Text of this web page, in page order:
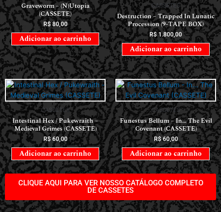
Graveworm – (N)Utopia
(CASSETE)
R$80,00
Adicionar ao carrinho
CASSETES
Destruction – Trapped In Lunatic
Procession (9-TAPE BOX)
R$1.800,00
Adicionar ao carrinho
CASSETES
Intestinal Hex / Pukewraith –
Medieval Grimes (CASSETE)
R$60,00
Adicionar ao carrinho
CASSETES
Funestus Bellum – In… The Evil
Covenant (CASSETE)
R$60,00
Adicionar ao carrinho
CLIQUE AQUI PARA VER NOSSO CATÁLOGO COMPLETO
DE CASSETES